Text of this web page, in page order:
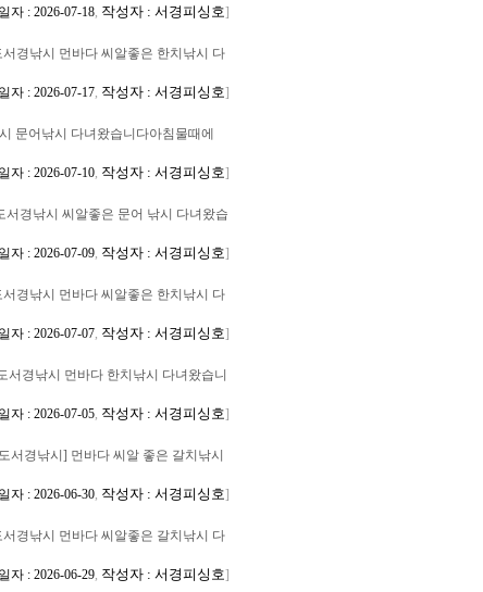
자 : 2026-07-18, 작성자 : 서경피싱호]
서경낚시 먼바다 씨알좋은 한치낚시 다
자 : 2026-07-17, 작성자 : 서경피싱호]
문어낚시 다녀왔습니다아침물때에
자 : 2026-07-10, 작성자 : 서경피싱호]
서경낚시 씨알좋은 문어 낚시 다녀왔습
자 : 2026-07-09, 작성자 : 서경피싱호]
서경낚시 먼바다 씨알좋은 한치낚시 다
자 : 2026-07-07, 작성자 : 서경피싱호]
서경낚시 먼바다 한치낚시 다녀왔습니
자 : 2026-07-05, 작성자 : 서경피싱호]
서경낚시] 먼바다 씨알 좋은 갈치낚시
자 : 2026-06-30, 작성자 : 서경피싱호]
서경낚시 먼바다 씨알좋은 갈치낚시 다
자 : 2026-06-29, 작성자 : 서경피싱호]